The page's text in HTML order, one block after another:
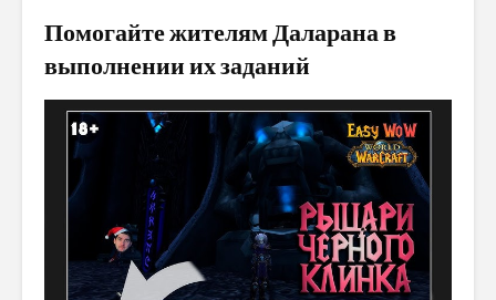
Помогайте жителям Даларана в
выполнении их заданий